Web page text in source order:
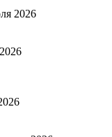
2026